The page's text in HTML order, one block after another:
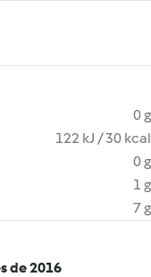
0 g
122 kJ / 30 kcal
0 g
1 g
7 g
de 2016